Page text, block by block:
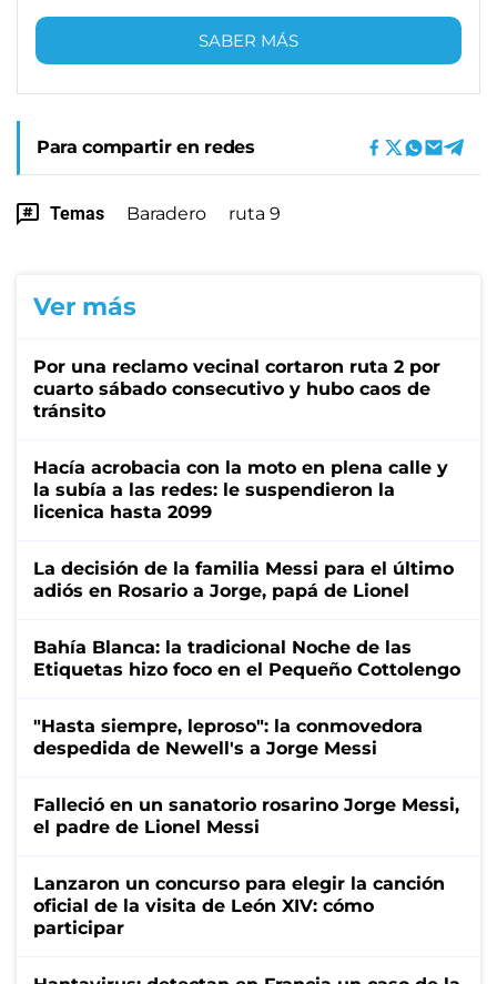
SABER MÁS
Para compartir en redes
Temas Baradero ruta 9
Ver más
Por una reclamo vecinal cortaron ruta 2 por
cuarto sábado consecutivo y hubo caos de
tránsito
Hacía acrobacia con la moto en plena calle y
la subía a las redes: le suspendieron la
licenica hasta 2099
La decisión de la familia Messi para el último
adiós en Rosario a Jorge, papá de Lionel
Bahía Blanca: la tradicional Noche de las
Etiquetas hizo foco en el Pequeño Cottolengo
"Hasta siempre, leproso": la conmovedora
despedida de Newell's a Jorge Messi
Falleció en un sanatorio rosarino Jorge Messi,
el padre de Lionel Messi
Lanzaron un concurso para elegir la canción
oficial de la visita de León XIV: cómo
participar